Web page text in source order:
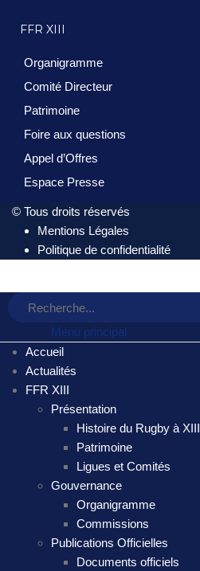
FFR XIII
Organigramme
Comité Directeur
Patrimoine
Foire aux questions
Appel d’Offres
Espace Presse
© Tous droits réservés
Mentions Légales
Politique de confidentialité
Menu principal
Accueil
Actualités
FFR XIII
Présentation
Histoire du Rugby à XIII
Patrimoine
Ligues et Comités
Gouvernance
Organigramme
Commissions
Publications Officielles
Documents officiels